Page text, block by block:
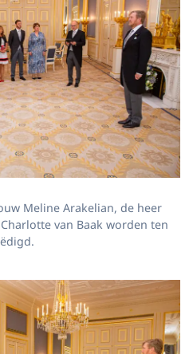
Meline Arakelian, de heer
van Baak worden ten
ambassadeurs